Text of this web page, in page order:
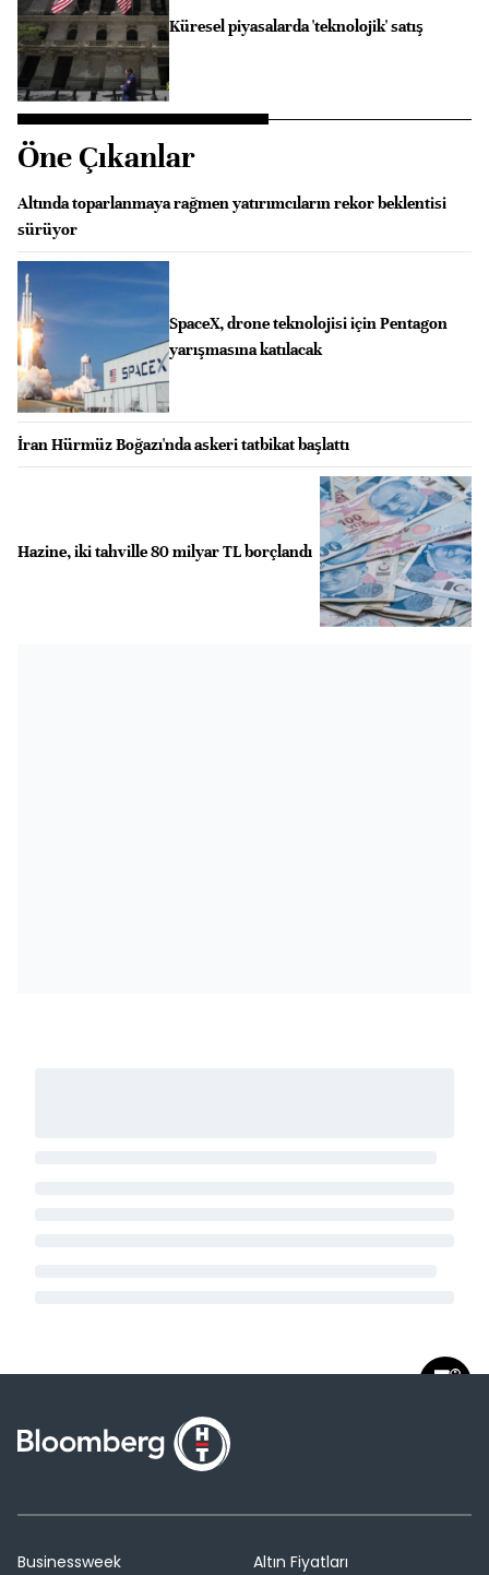
Küresel piyasalarda 'teknolojik' satış
Öne Çıkanlar
Altında toparlanmaya rağmen yatırımcıların rekor beklentisi
sürüyor
SpaceX, drone teknolojisi için Pentagon
yarışmasına katılacak
İran Hürmüz Boğazı'nda askeri tatbikat başlattı
Hazine, iki tahville 80 milyar TL borçlandı
Businessweek
Altın Fiyatları